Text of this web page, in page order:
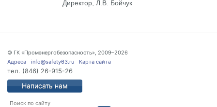
Директор, Л.В. Бойчук
© ГК «Промэнергобезопасность», 2009–2026
Адреса
info@safety63.ru Карта сайта
тел. (846) 26-915-26
Написать нам